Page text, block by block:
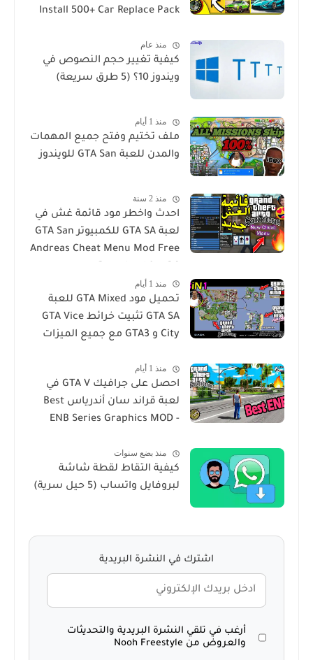
Install 500+ Car Replace Pack
منذ عام
كيفية تغيير حجم النصوص في
ويندوز 10؟ (5 طرق سريعة)
منذ 1 أيام
ملف تختيم وفتح جميع المهمات
والمدن للعبة GTA San للويندوز
منذ 2 سنة
احدث واخطر مود قائمة غش في
لعبة GTA SA للكمبيوتر GTA San
Andreas Cheat Menu Mod Free
منذ 1 أيام
تحميل مود GTA Mixed للعبة
GTA SA تثبيت خرائط GTA Vice
City و GTA3 مع جميع الميزات
منذ 1 أيام
احصل على جرافيك GTA V في
لعبة قراند سان أندرياس Best
ENB Series Graphics MOD -
منذ بضع سنوات
كيفية التقاط لقطة شاشة
لبروفايل واتساب (5 حيل سرية)
اشترك في النشرة البريدية
أرغب في تلقي النشرة البريدية والتحديثات
والعروض من Nooh Freestyle